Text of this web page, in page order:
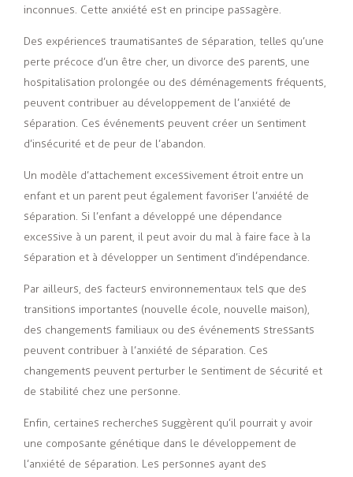
inconnues. Cette anxiété est en principe passagère.
Des expériences traumatisantes de séparation, telles qu’une
perte précoce d’un être cher, un divorce des parents, une
hospitalisation prolongée ou des déménagements fréquents,
peuvent contribuer au développement de l’anxiété de
séparation. Ces événements peuvent créer un sentiment
d’insécurité et de peur de l’abandon.
Un modèle d’attachement excessivement étroit entre un
enfant et un parent peut également favoriser l’anxiété de
séparation. Si l’enfant a développé une dépendance
excessive à un parent, il peut avoir du mal à faire face à la
séparation et à développer un sentiment d’indépendance.
Par ailleurs, des facteurs environnementaux tels que des
transitions importantes (nouvelle école, nouvelle maison),
des changements familiaux ou des événements stressants
peuvent contribuer à l’anxiété de séparation. Ces
changements peuvent perturber le sentiment de sécurité et
de stabilité chez une personne.
Enfin, certaines recherches suggèrent qu’il pourrait y avoir
une composante génétique dans le développement de
l’anxiété de séparation. Les personnes ayant des